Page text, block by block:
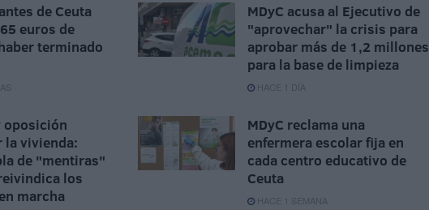
de Ceuta
euros de
terminado
MDyC acusa al Ejecutivo de
"aprovechar" la crisis para
aprobar más de 1,2 millones
para la base de limpieza
HACE 1 DÍA
oposición
la vivienda:
de "mentiras"
los
marcha
MDyC reclama una
enfermera escolar fija en
cada centro educativo de
Ceuta
HACE 1 SEMANA